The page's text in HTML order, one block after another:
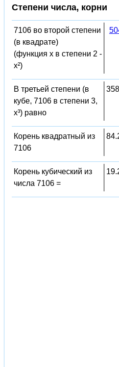
Степени числа, корни
7106 во второй степени
(в квадрате)
(функция x в степени 2 -
x²)
В третьей степени (в
кубе, 7106 в степени 3,
x³) равно
Корень квадратный из
7106
Корень кубический из
числа 7106 =